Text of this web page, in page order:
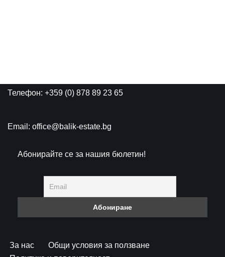
Телефон: +359 (0) 878 89 23 65
Email: office@balik-estate.bg
Абонирайте се за нашия бюлетин!
За нас
Общи условия за ползване